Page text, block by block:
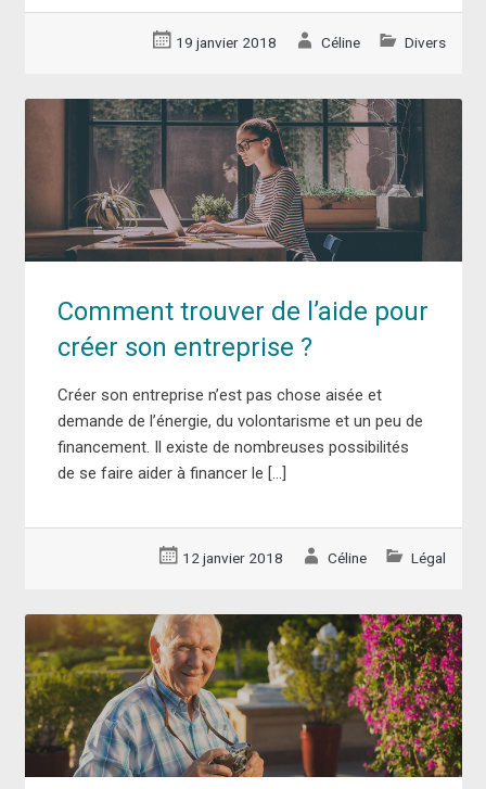
19 janvier 2018 Céline Divers
Comment trouver de l’aide pour
créer son entreprise ?
Créer son entreprise n’est pas chose aisée et
demande de l’énergie, du volontarisme et un peu de
financement. Il existe de nombreuses possibilités
de se faire aider à financer le […]
12 janvier 2018 Céline Légal